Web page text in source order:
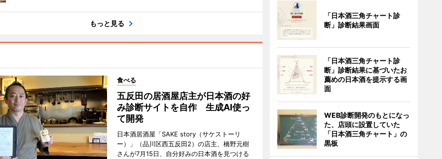
もっと見る
食べる
五反田の居酒屋店主が日本酒の好
み診断サイトを自作 生成AI使っ
て開発
日本酒居酒屋「SAKE story（サケストーリ
ー）」（品川区西五反田2）の店主、橋野元樹
さんが7月15日、自分好みの日本酒を見つける
「日本酒三角チャート診
断」診断結果画面
「日本酒三角チャート診
断」診断結果に基づいたお
薦めの日本酒を提示する画
面
WEB診断開発のもとになっ
た、店頭に設置していた
「日本酒三角チャート」の
黒板